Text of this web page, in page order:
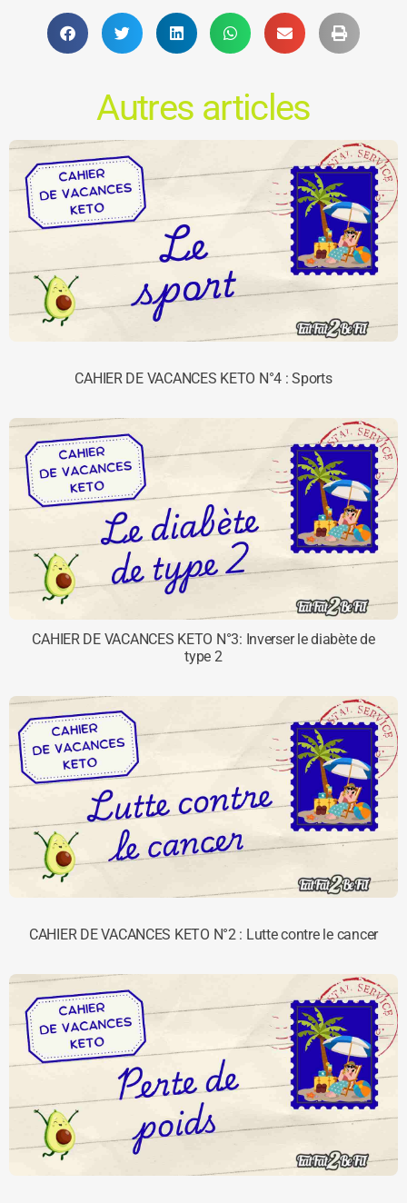
Autres articles
CAHIER DE VACANCES KETO N°4 : Sports
CAHIER DE VACANCES KETO N°3: Inverser le diabète de
type 2
CAHIER DE VACANCES KETO N°2 : Lutte contre le cancer